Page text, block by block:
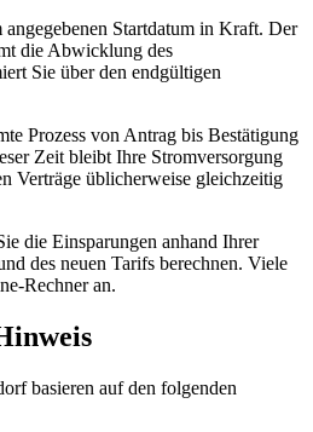
Startdatum in Kraft. Der
die Abwicklung des
Sie über den endgültigen
Prozess von Antrag bis Bestätigung
Zeit bleibt Ihre Stromversorgung
Verträge üblicherweise gleichzeitig
die Einsparungen anhand Ihrer
des neuen Tarifs berechnen. Viele
Rechner an.
basieren auf den folgenden